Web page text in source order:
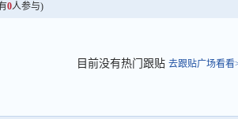
0人参与)
目前没有热门跟贴 去跟贴广场看看